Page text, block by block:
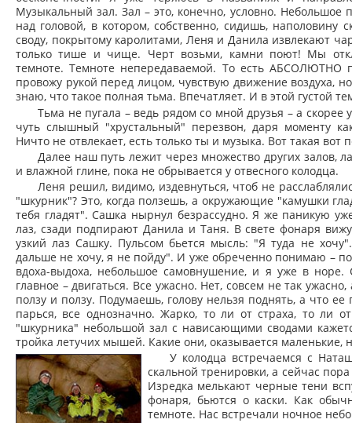
Музыкальный зал. Зал – это, конечно, условно. Небольшое
над головой, в котором, собственно, сидишь,
своду, покрытому каролитами, Леня и Данила извлекают
только тише и чище. Черт возьми, камни поют! Мы
темноте. Темноте непередаваемой. То есть АБСОЛЮТНО
провожу рукой перед лицом, чувствую движение воздуха,
знаю, что такое полная тьма. Впечатляет. И в этой густой
Тьма не пугала – ведь рядом со мной друзья – а скорее
чуть слышный "хрустальный" перезвон, даря моменту
Ничто не отвлекает, есть только ты и музыка. Вот такая вот
Далее наш путь лежит через множество других залов,
и влажной глине, пока не обрывается у отвесного колодца.
Леня решил, видимо, издевнуться, чтоб не
"шкурник"? Это, когда ползешь, а окружающие "камушки
тебя гладят". Сашка нырнул безрассудно. Я же паникую
лаз, сзади подпирают Данила и Таня. В свете фонаря
узкий лаз Сашку. Пульсом бьется мысль: "Я туда не
дальше не хочу, я не пойду". И уже обреченно понимаю –
вдоха-выдоха, небольшое самовнушение, и я уже в норе.
главное – двигаться. Все ужасно. Нет, совсем не так
ползу и ползу. Подумаешь, голову нельзя поднять, а что
парься, все однозначно. Жарко, то ли от страха, то ли
"шкурника" небольшой зал с нависающими сводами
тройка летучих мышей. Какие они, оказывается маленькие,
У колодца встречаемся с
скальной тренировки, а сейчас
Изредка мелькают черные тени
фонаря, бьются о каски. Как
темноте. Нас встречали ночное